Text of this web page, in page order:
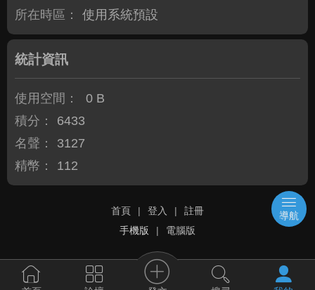
所在時區：
使用系統預設
統計資訊
使用空間：
0 B
積分：
6433
名聲：
3127
精幣：
112
首頁 | 登入 |
註冊
手機版
| 電腦版
導航